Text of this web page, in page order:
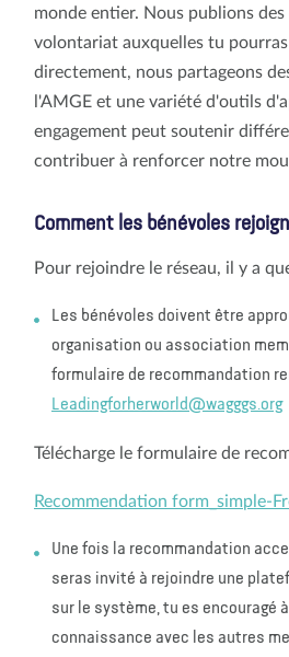
monde entier. Nous publions
volontariat auxquelles tu
directement, nous partageons
l'AMGE et une variété d'outils
engagement peut soutenir
contribuer à renforcer notre
Comment les bénévoles
Pour rejoindre le réseau, il y a
Les bénévoles doivent être
organisation ou association
formulaire de recommandation
Leadingforherworld@wagggs.org
Télécharge le formulaire de
Recommendation form_simple-
Une fois la recommandation
seras invité à rejoindre une
sur le système, tu es encouragé
connaissance avec les autres